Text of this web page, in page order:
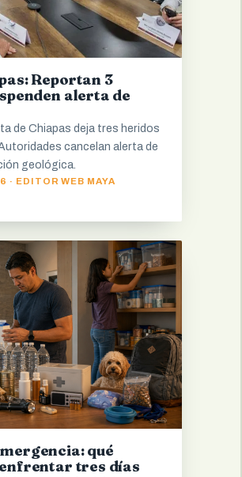
Reportan 3
alerta de
de Chiapas deja tres heridos
cancelan alerta de
geológica.
· EDITOR WEB MAYA
qué
tres días